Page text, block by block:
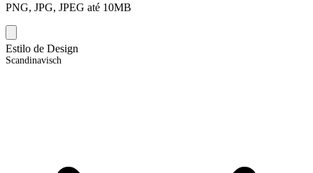
PNG, JPG, JPEG até 10MB
Estilo de Design
Scandinavisch